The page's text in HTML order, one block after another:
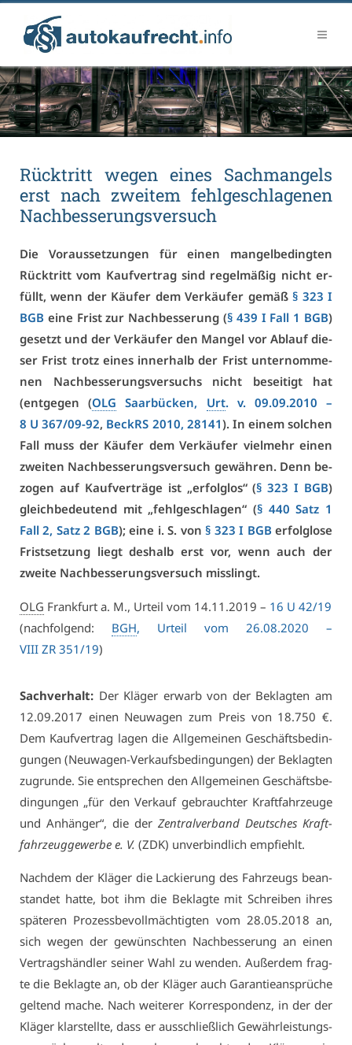
Rück­tritt we­gen ei­nes Sach­man­gels
erst nach zwei­tem fehl­ge­schla­ge­nen
Nach­bes­se­rungs­ver­such
Die Vor­aus­set­zun­gen für ei­nen man­gel­be­ding­ten
Rück­tritt vom Kauf­ver­trag sind re­gel­mä­ßig nicht er­
füllt, wenn der Käu­fer dem Ver­käu­fer ge­mäß§ 323 I
BGB ei­ne Frist zur Nach­bes­se­rung (§ 439 I Fall 1 BGB)
ge­setzt und der Ver­käu­fer den Man­gel vor Ab­lauf die­
ser Frist trotz ei­nes in­ner­halb der Frist un­ter­nom­me­
nen Nach­bes­se­rungs­ver­suchs nicht be­sei­tigt hat
(ent­ge­gen (OLG Saar­bü­cken, Urt. v. 09.09.2010 –
8 U 367/09-92, BeckRS 2010, 28141). In ei­nem sol­chen
Fall muss der Käu­fer dem Ver­käu­fer viel­mehr ei­nen
zwei­ten Nach­bes­se­rungs­ver­such ge­wäh­ren. Denn be­
zo­gen auf Kauf­ver­trä­ge ist „er­folg­los“ (§ 323 I BGB)
gleich­be­deu­tend mit „fehl­ge­schla­gen“ (§ 440 Satz 1
Fall 2, Satz 2 BGB); ei­ne i. S. von§ 323 I BGB er­folg­lo­se
Frist­set­zung liegt des­halb erst vor, wenn auch der
zwei­te Nach­bes­se­rungs­ver­such miss­lingt.
OLG Frank­furt a. M., Ur­teil vom 14.11.2019 – 16 U 42/19
(nach­fol­gend: BGH, Ur­teil vom 26.08.2020 –
VI­II ZR 351/19)
Sach­ver­halt: Der Klä­ger er­warb von der Be­klag­ten am
12.09.2017 ei­nen Neu­wa­gen zum Preis von 18.750 €.
Dem Kauf­ver­trag la­gen die All­ge­mei­nen Ge­schäfts­be­din­
gun­gen (Neu­wa­gen-Ver­kaufs­be­din­gun­gen) der Be­klag­ten
zu­grun­de. Sie ent­spre­chen den All­ge­mei­nen Ge­schäfts­be­
din­gun­gen „für den Ver­kauf ge­brauch­ter Kraft­fahr­zeu­ge
und An­hän­ger“, die der Zen­tral­ver­band Deut­sches Kraft­
fahr­zeug­ge­wer­be e. V. (ZDK) un­ver­bind­lich emp­fiehlt.
Nach­dem der Klä­ger die La­ckie­rung des Fahr­zeugs be­an­
stan­det hat­te, bot ihm die Be­klag­te mit Schrei­ben ih­res
spä­te­ren Pro­zess­be­voll­mäch­tig­ten vom 28.05.2018 an,
sich we­gen der ge­wünsch­ten Nach­bes­se­rung an ei­nen
Ver­trags­händ­ler sei­ner Wahl zu wen­den. Au­ßer­dem frag­
te die Be­klag­te an, ob der Klä­ger auch Ga­ran­tie­an­sprü­che
gel­tend ma­che. Nach wei­te­rer Kor­re­spon­denz, in der der
Klä­ger klar­stell­te, dass er aus­schließ­lich Ge­währ­leis­tungs­